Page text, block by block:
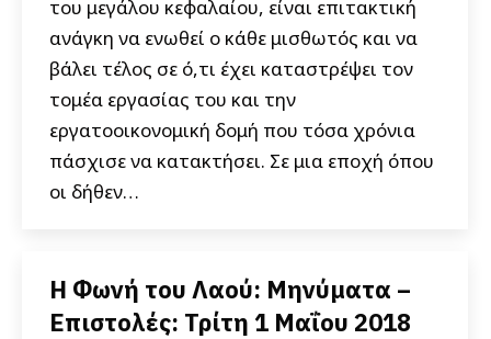
του μεγάλου κεφαλαίου, είναι επιτακτική
ανάγκη να ενωθεί ο κάθε μισθωτός και να
βάλει τέλος σε ό,τι έχει καταστρέψει τον
τομέα εργασίας του και την
εργατοοικονομική δομή που τόσα χρόνια
πάσχισε να κατακτήσει. Σε μια εποχή όπου
οι δήθεν…
Η Φωνή του Λαού: Μηνύματα –
Επιστολές: Τρίτη 1 Μαΐου 2018